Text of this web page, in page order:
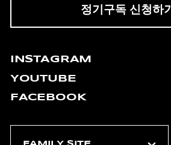
정기구독 신청하기
INSTAGRAM
YOUTUBE
FACEBOOK